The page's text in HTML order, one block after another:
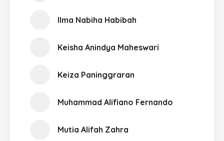
Ilma Nabiha Habibah
Keisha Anindya Maheswari
Keiza Paninggraran
Muhammad Alifiano Fernando
Mutia Alifah Zahra